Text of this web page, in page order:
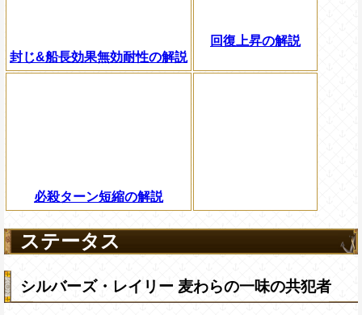
封じ&船長効果無効耐性の解説
回復上昇の解説
必殺ターン短縮の解説
ステータス
シルバーズ・レイリー 麦わらの一味の共犯者